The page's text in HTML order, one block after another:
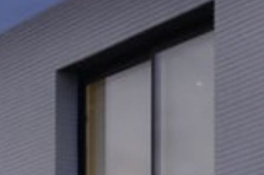
Analíticas y personalización
Permiten realizar el seguimiento y análisis del
comportamiento de los usuarios de este sitio web. La
información recogida mediante este tipo de cookies se
utiliza en la medición de la actividad de la web para la
elaboración de perfiles de navegación de los usuarios con